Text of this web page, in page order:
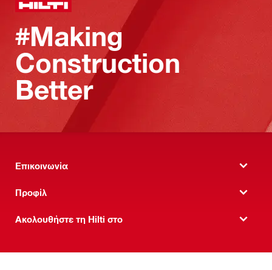
#Making
Construction
Better
Επικοινωνία
Προφίλ
Ακολουθήστε τη Hilti στο